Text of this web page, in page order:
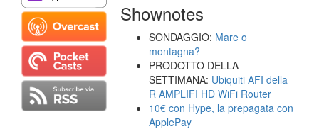
Shownotes
SONDAGGIO: Mare o
montagna?
PRODOTTO DELLA
SETTIMANA: Ubiquiti AFI della
R AMPLIFI HD WiFi Router
10€ con Hype, la prepagata con
ApplePay